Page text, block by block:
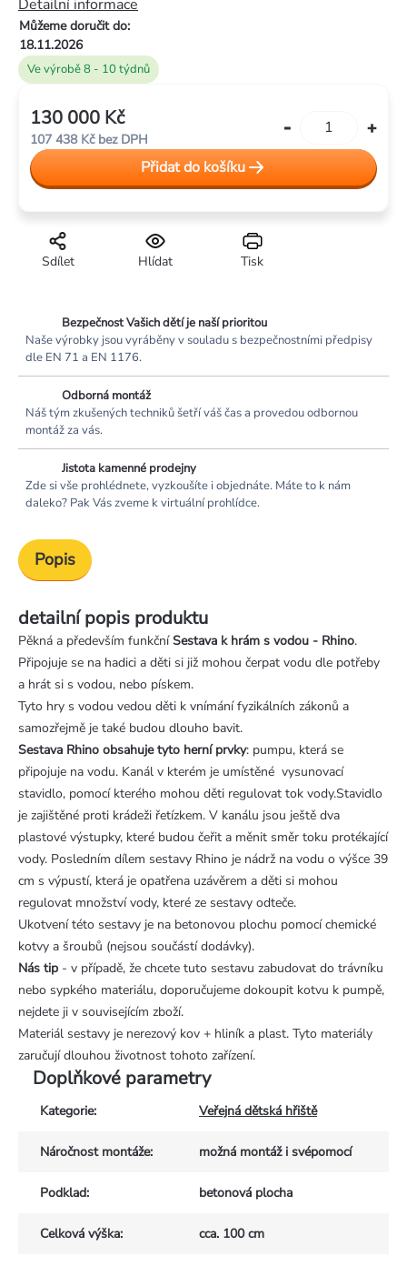
Ve výrobě 8 - 10 týdnů
Můžeme doručit do:
18.11.2026
Detailní informace
Tisk
Hlídat
Sdílet
130 000 Kč
107 438 Kč bez DPH
cena:
Přidat do košíku
Bezpečnost Vašich dětí je naší prioritou
Naše výrobky jsou vyráběny v souladu s bezpečnostními předpisy
dle EN 71 a EN 1176.
Odborná montáž
Náš tým zkušených techniků šetří váš čas a provedou odbornou
montáž za vás.
Jistota kamenné prodejny
Zde si vše prohlédnete, vyzkoušíte i objednáte. Máte to k nám
daleko? Pak Vás zveme k virtuální prohlídce.
Popis
detailní popis produktu
Pěkná a především funkčníSestava k hrám s vodou - Rhino.
Připojuje se na hadici a děti si již mohou čerpat vodu dle potřeby
a hrát si s vodou, nebo pískem.
Tyto hry s vodou vedou děti k vnímání fyzikálních zákonů a
samozřejmě je také budou dlouho bavit.
Sestava Rhino obsahuje tyto herní prvky: pumpu, která se
připojuje na vodu. Kanál v kterém je umístěné vysunovací
stavidlo, pomocí kterého mohou děti regulovat tok vody.Stavidlo
je zajištěné proti krádeži řetízkem. V kanálu jsou ještě dva
plastové výstupky, které budou čeřit a měnit směr toku protékající
vody. Posledním dílem sestavy Rhino je nádrž na vodu o výšce 39
cm s výpustí, která je opatřena uzávěrem a děti si mohou
regulovat množství vody, které ze sestavy odteče.
Ukotvení této sestavy je na betonovou plochu pomocí chemické
kotvy a šroubů (nejsou součástí dodávky).
Nás tip - v případě, že chcete tuto sestavu zabudovat do trávníku
nebo sypkého materiálu, doporučujeme dokoupit kotvu k pumpě,
nejdete ji v souvisejícím zboží.
Materiál sestavy je nerezový kov + hliník a plast. Tyto materiály
zaručují dlouhou životnost tohoto zařízení.
Doplňkové parametry
Kategorie: Veřejná dětská hřiště
Náročnost montáže: možná montáž i svépomocí
Podklad: betonová plocha
Celková výška: cca. 100 cm